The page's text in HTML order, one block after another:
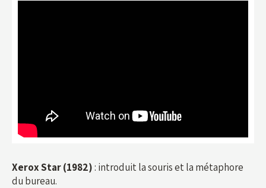
Xerox Star (1982): introduit la souris et la métaphore
du bureau.